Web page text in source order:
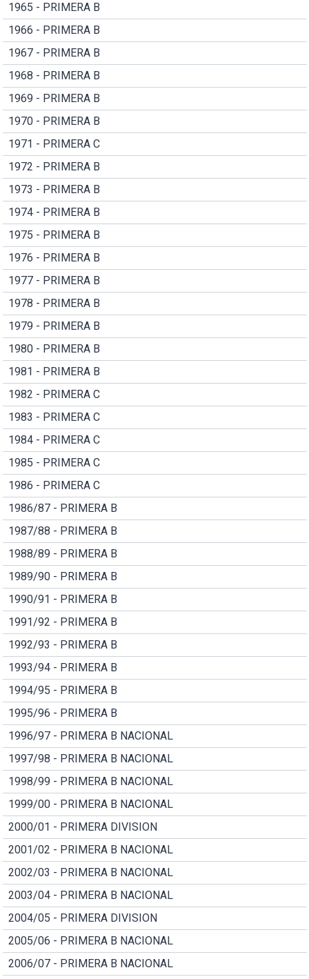
1965 - PRIMERA B
1966 - PRIMERA B
1967 - PRIMERA B
1968 - PRIMERA B
1969 - PRIMERA B
1970 - PRIMERA B
1971 - PRIMERA C
1972 - PRIMERA B
1973 - PRIMERA B
1974 - PRIMERA B
1975 - PRIMERA B
1976 - PRIMERA B
1977 - PRIMERA B
1978 - PRIMERA B
1979 - PRIMERA B
1980 - PRIMERA B
1981 - PRIMERA B
1982 - PRIMERA C
1983 - PRIMERA C
1984 - PRIMERA C
1985 - PRIMERA C
1986 - PRIMERA C
1986/87 - PRIMERA B
1987/88 - PRIMERA B
1988/89 - PRIMERA B
1989/90 - PRIMERA B
1990/91 - PRIMERA B
1991/92 - PRIMERA B
1992/93 - PRIMERA B
1993/94 - PRIMERA B
1994/95 - PRIMERA B
1995/96 - PRIMERA B
1996/97 - PRIMERA B NACIONAL
1997/98 - PRIMERA B NACIONAL
1998/99 - PRIMERA B NACIONAL
1999/00 - PRIMERA B NACIONAL
2000/01 - PRIMERA DIVISION
2001/02 - PRIMERA B NACIONAL
2002/03 - PRIMERA B NACIONAL
2003/04 - PRIMERA B NACIONAL
2004/05 - PRIMERA DIVISION
2005/06 - PRIMERA B NACIONAL
2006/07 - PRIMERA B NACIONAL